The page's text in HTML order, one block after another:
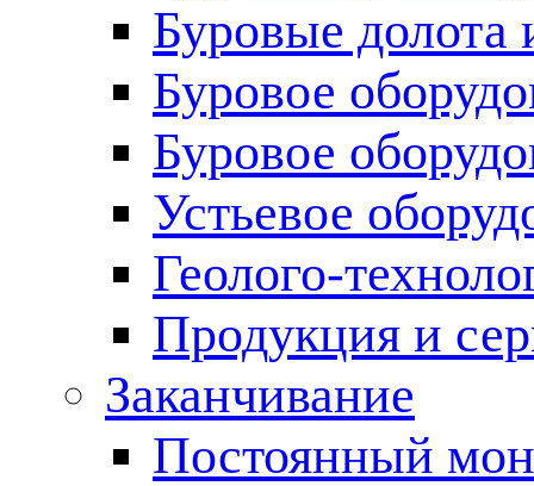
Буровые долота
Буровое
Буровое
Устьевое
Геолого-
Продукция и
Заканчивание
Постоянный